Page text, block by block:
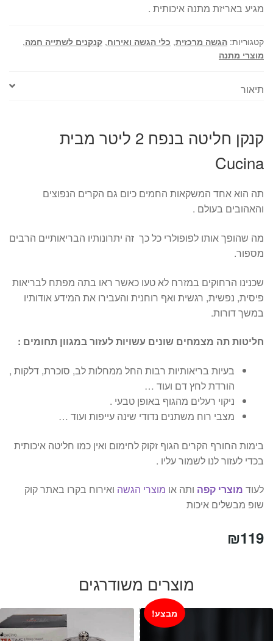
מגיע באריזת מתנה איכותית .
קטגוריות: הגשה מרכזית, כלי הגשה ואירוח, קנקנים לשתייה חמה,
מוצרי מתנה
תיאור
קנקן חליטה בנפח 2 ליטר מבית
Cucina
תה הוא אחד המשקאות החמים כיום גם הקרים הנפוצים
והאהובים בעולם .
מה שהופך אותו לפופולרי כל כך זה יתרונותיו הבריאותיים הרבים
מספור.
שכנינו הרחוקים במזרח לא טעו כאשר ראו בתה מפתח לבריאות
פיסית, נפשית, רגשית ואף רוחנית והעבירו את המידע אודותיו
במשך דורות.
חליטות תה מצמחים שונים עשויות לעזור במגוון תחומים :
בעיות בריאותיות רבות החל ממחלות לב, סוכרת, דלקות ,
הורדת לחץ דם ועוד …
ניקוי רעלים מהגוף באופן טבעי .
מצבי רוח משתנים נדודי שינה עייפות ועוד …
בימות החורף הקרים הגוף זקוק לחימום ואין כמו חליטה איכותית
בכדי לעזור לנו לשמור עליו .
לעוד מוצרי קפה ותה או מוצרי הגשה ואירוח בקרו באתר קוק
שופ מבשלים איכות
₪119
מוצרים משודרגים
מבצע!